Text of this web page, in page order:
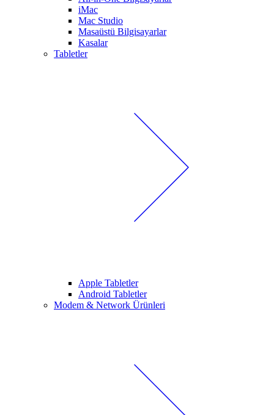
iMac
Mac Studio
Masaüstü Bilgisayarlar
Kasalar
Tabletler
Apple Tabletler
Android Tabletler
Modem & Network Ürünleri